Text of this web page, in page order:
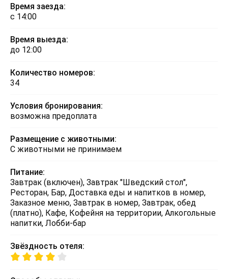
Время заезда:
с 14:00
Время выезда:
до 12:00
Количество номеров:
34
Условия бронирования:
возможна предоплата
Размещение с животными:
С животными не принимаем
Питание:
Завтрак (включен), Завтрак "Шведский стол",
Ресторан, Бар, Доставка еды и напитков в номер,
Заказное меню, Завтрак в номер, Завтрак, обед
(платно), Кафе, Кофейня на территории, Алкогольные
напитки, Лобби-бар
Звёздность отеля: